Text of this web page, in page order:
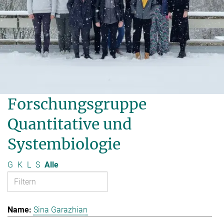
Forschungsgruppe
Quantitative und
Systembiologie
G K L S Alle
Sina Garazhian